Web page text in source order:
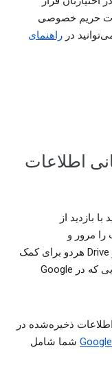
حریم خصوصی
در راهنمای
اطلاعات
بازدید از
مرور و
به‌روزرسانی کنید. به‌عنوان مثال، Photos و Drive هردو برای کمک
به شما جهت مدیریت انواع خاصی از محتوایی که در Google
ذخیره‌شده در
شما شامل